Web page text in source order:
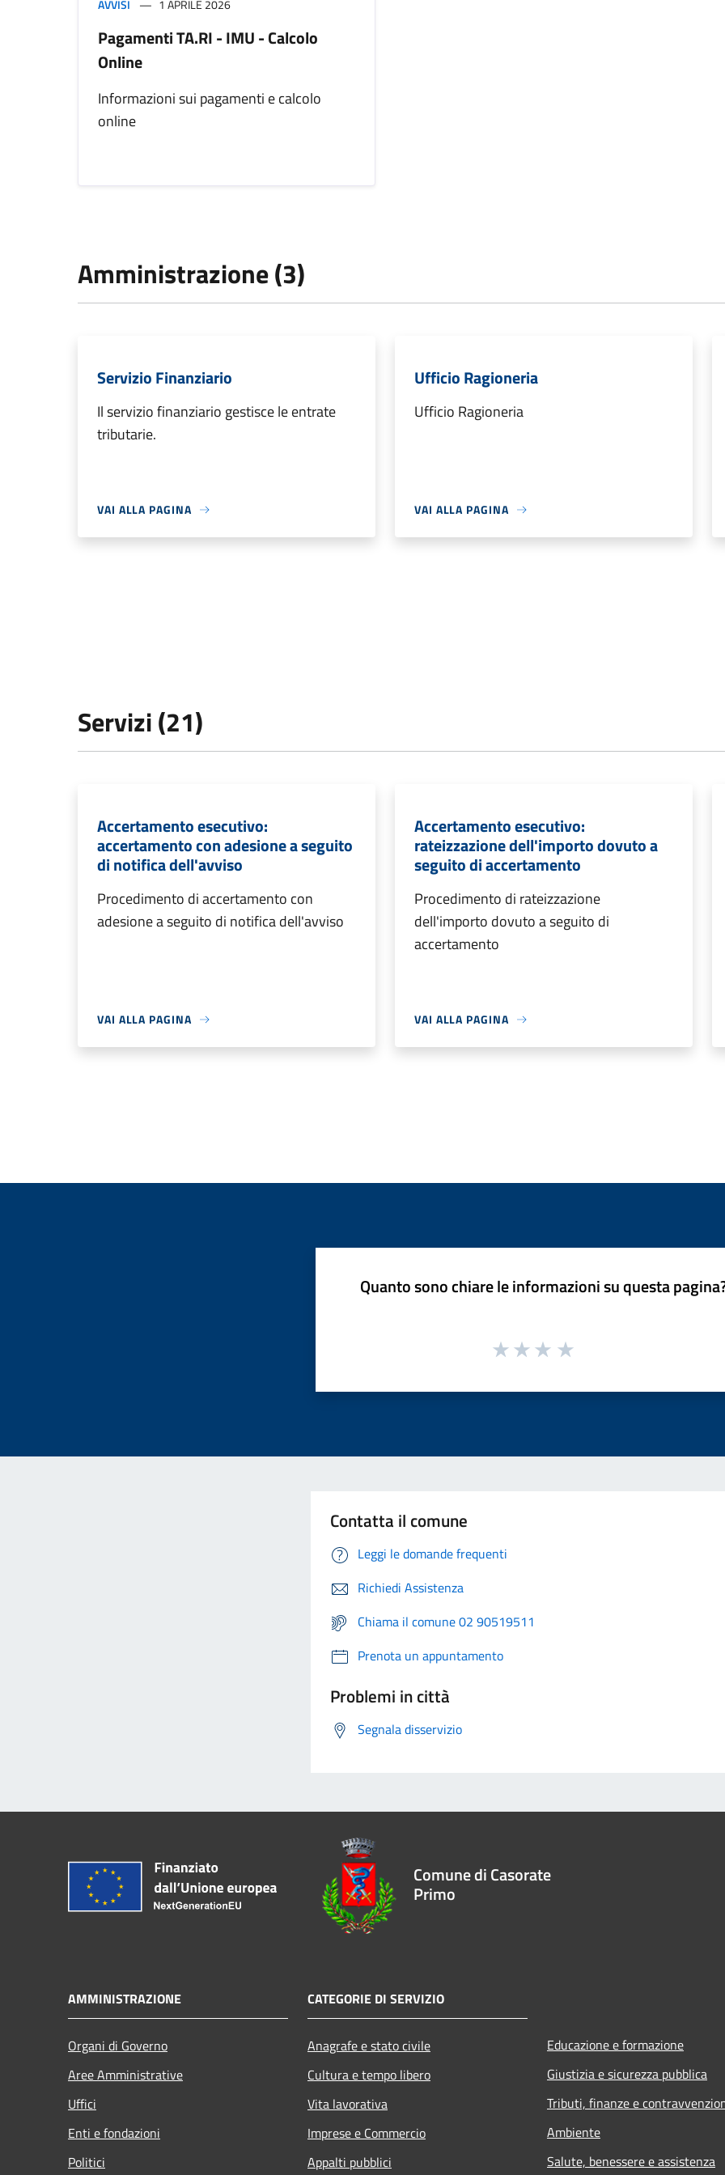
AVVISI 1 APRILE 2026
Pagamenti TA.RI - IMU - Calcolo
Online
Informazioni sui pagamenti e calcolo
online
Amministrazione (3)
Servizio Finanziario
Il servizio finanziario gestisce le entrate
tributarie.
VAI ALLA PAGINA
Ufficio Ragioneria
Ufficio Ragioneria
VAI ALLA PAGINA
Servizi (21)
Accertamento esecutivo:
accertamento con adesione a seguito
di notifica dell'avviso
Procedimento di accertamento con
adesione a seguito di notifica dell'avviso
VAI ALLA PAGINA
Accertamento esecutivo:
rateizzazione dell'importo dovuto a
seguito di accertamento
Procedimento di rateizzazione
dell'importo dovuto a seguito di
accertamento
VAI ALLA PAGINA
Quanto sono chiare le informazioni su questa
Contatta il comune
Leggi le domande frequenti
Richiedi Assistenza
Chiama il comune 02 90519511
Prenota un appuntamento
Problemi in città
Segnala disservizio
Comune di Casorate
Primo
AMMINISTRAZIONE
Organi di Governo
Aree Amministrative
Uffici
Enti e fondazioni
Politici
CATEGORIE DI SERVIZIO
Anagrafe e stato civile
Cultura e tempo libero
Vita lavorativa
Imprese e Commercio
Appalti pubblici
Educazione e formazione
Giustizia e sicurezza pubblica
Tributi, finanze e
Ambiente
Salute, benessere e assistenza